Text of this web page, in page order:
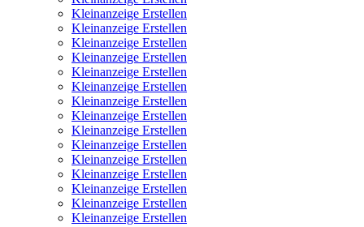
Kleinanzeige Erstellen
Kleinanzeige Erstellen
Kleinanzeige Erstellen
Kleinanzeige Erstellen
Kleinanzeige Erstellen
Kleinanzeige Erstellen
Kleinanzeige Erstellen
Kleinanzeige Erstellen
Kleinanzeige Erstellen
Kleinanzeige Erstellen
Kleinanzeige Erstellen
Kleinanzeige Erstellen
Kleinanzeige Erstellen
Kleinanzeige Erstellen
Kleinanzeige Erstellen